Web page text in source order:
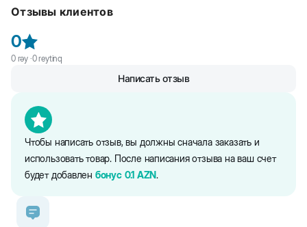
которая приобретается отдельно. Пеленка надежно фиксируется
подойдет в период болезни и реабилитации, когда собака не
может выйти на прогулку.
Отзывы клиентов
0
0rəy ·0reytinq
Чтобы написать отзыв, вы должны сначала заказать и
использовать товар. После написания отзыва на ваш счет
будет добавлен бонус 0.1 AZN.
Написать отзыв